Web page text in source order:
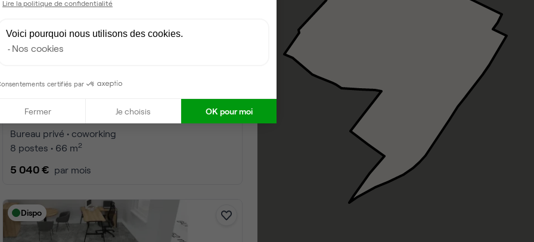
Lire la politique de confidentialité
Voici pourquoi nous utilisons des cookies.
Nos cookies
certifiés par
Fermer Je choisis OK pour moi